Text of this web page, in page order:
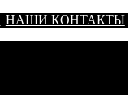
НАШИ КОНТАКТЫ